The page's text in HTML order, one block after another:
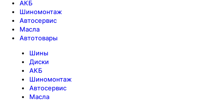
АКБ
Шиномонтаж
Автосервис
Масла
Автотовары
Шины
Диски
АКБ
Шиномонтаж
Автосервис
Масла